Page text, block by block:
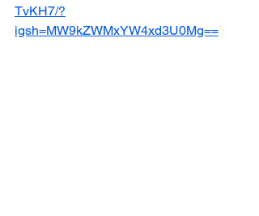
TvKH7/?
igsh=MW9kZWMxYW4xd3U0Mg==